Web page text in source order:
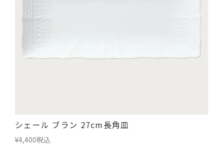
シェール ブラン 27cm長角皿
¥4,400税込